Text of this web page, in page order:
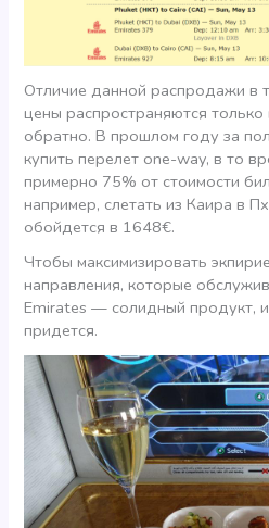
Отличие данной распродажи в
цены распространяются
обратно. В прошлом году за
купить перелет one-way, в то
примерно 75% от стоимости
например, слетать из Каира в
обойдется в 1648€.
Чтобы максимизировать
направления, которые
Emirates — солидный продукт,
придется.